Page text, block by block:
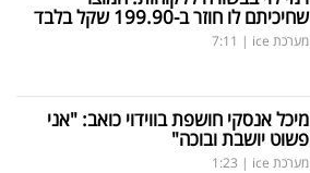
שחיכיתם לו חוזר ב-199.90 שקל בלבד
מערכת ice |
7:11
מיכל אנסקי חושפת בווידוי כואב: "אני
פשוט יושבת ובוכה"
מערכת ice |
1:23